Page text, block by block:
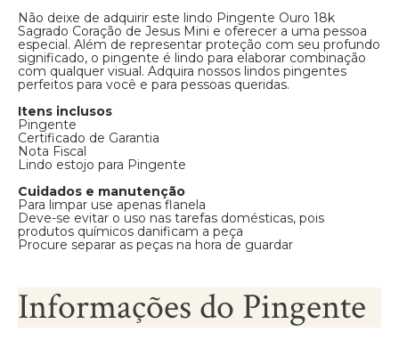
Não deixe de adquirir este lindo Pingente Ouro 18k
Sagrado Coração de Jesus Mini e oferecer a uma pessoa
especial. Além de representar proteção com seu profundo
significado, o pingente é lindo para elaborar combinação
com qualquer visual. Adquira nossos lindos pingentes
perfeitos para você e para pessoas queridas.
Itens inclusos
Pingente
Certificado de Garantia
Nota Fiscal
Lindo estojo para Pingente
Cuidados e manutenção
Para limpar use apenas flanela
Deve-se evitar o uso nas tarefas domésticas, pois
produtos químicos danificam a peça
Procure separar as peças na hora de guardar
Informações do Pingente